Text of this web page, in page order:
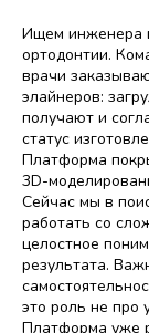
Ищем инженера
ортодонтии.
врачи
элайнеров:
получают и
статус
Платформа
3D-
Сейчас мы в
работать со
целостное
результата.
это роль не про
Платформа уже